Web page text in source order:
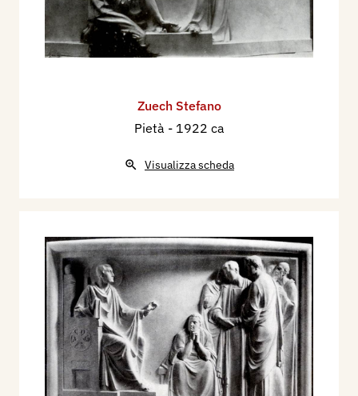
Zuech Stefano
Pietà - 1922 ca
Visualizza scheda